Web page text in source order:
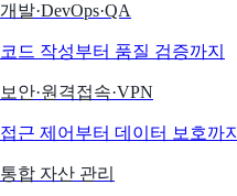
개발·DevOps·QA
코드 작성부터 품질 검증까지
보안·원격접속·VPN
접근 제어부터 데이터 보호까지
통합 자산 관리